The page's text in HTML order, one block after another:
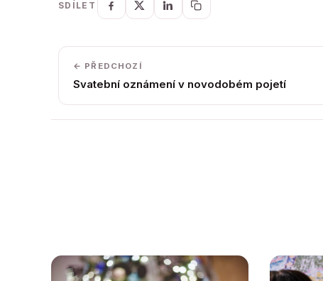
SDÍLET
← PŘEDCHOZÍ
Svatební oznámení v novodobém pojetí